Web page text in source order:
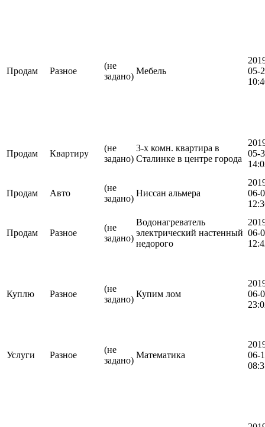
Продам Разное
(не
задано)
Мебель
05-
Продам Квартиру
(не
задано)
3-х комн. квартира в
Сталинке в центре города
05-
Продам Авто
(не
задано)
Ниссан альмера
06-
Продам Разное
(не
задано)
Водонагреватель
электрический настенный
недорого
06-
Куплю Разное
(не
задано)
Купим лом
06-
Услуги Разное
(не
задано)
Математика
06-